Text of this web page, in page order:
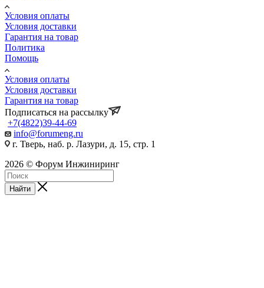
Условия оплаты
Условия доставки
Гарантия на товар
Политика
Помощь
Условия оплаты
Условия доставки
Гарантия на товар
Подписаться на рассылку
+7(4822)39-44-69
info@forumeng.ru
г. Тверь, наб. р. Лазури, д. 15, стр. 1
2026 © Форум Инжиниринг
Найти